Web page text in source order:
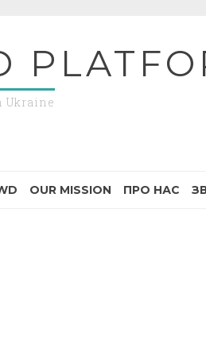
Ukraine
OUR MISSION ПРО НАС